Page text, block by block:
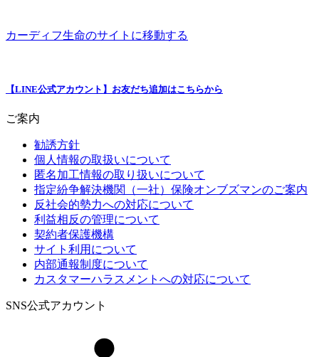
カーディフ生命のサイトに移動する
【LINE公式アカウント】お友だち追加はこちらから
ご案内
勧誘方針
個人情報の取扱いについて
匿名加工情報の取り扱いについて
指定紛争解決機関（一社）保険オンブズマンのご案内
反社会的勢力への対応について
利益相反の管理について
契約者保護機構
サイト利用について
内部通報制度について
カスタマーハラスメントへの対応について
SNS公式アカウント